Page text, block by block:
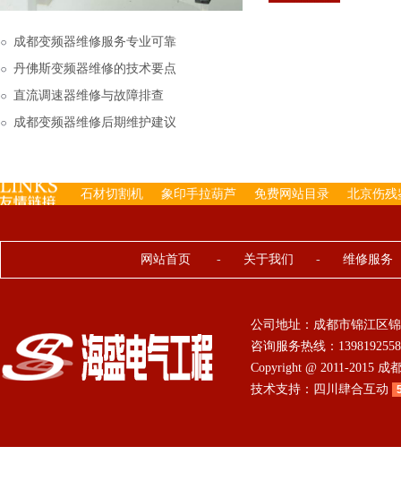
下来的，机内已经存有
成都变频器维修服务专业可靠
丹佛斯变频器维修的技术要点
直流调速器维修与故障排查
成都变频器维修后期维护建议
石材切割机 象印手拉葫芦 免费网站目录 北京伤残
网站首页 - 关于我们 - 维修服务
公司地址：成都市锦江区
咨询服务热线：
Copyright @ 2011-2015
技术支持： 四川肆合互动